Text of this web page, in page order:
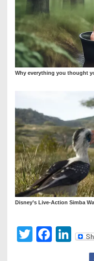
T
w
F
a
Li